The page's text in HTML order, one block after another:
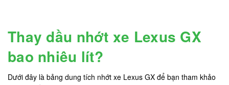
Thay dầu nhớt xe Lexus GX
bao nhiêu lít?
Dưới đây là bảng dung tích nhớt xe Lexus GX để bạn tham khảo